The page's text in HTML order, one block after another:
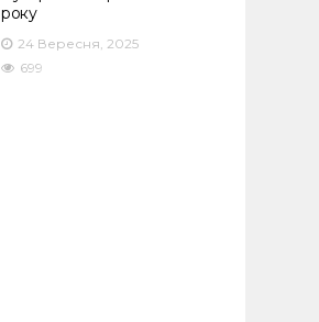
року
24 Вересня, 2025
699